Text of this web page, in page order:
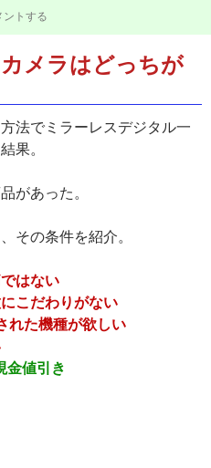
ントする
メラはどっちが
法でミラーレスデジタル一
果。
があった。
その条件を紹介。
はない
こだわりがない
れた機種が欲しい
金値引き